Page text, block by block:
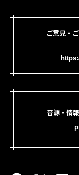
ご意見・
音源・情